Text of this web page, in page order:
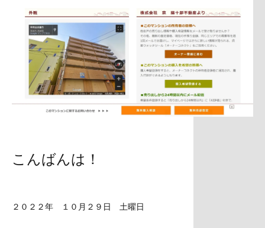
こんばんは！
２０２２年 １０月２９日 土曜日